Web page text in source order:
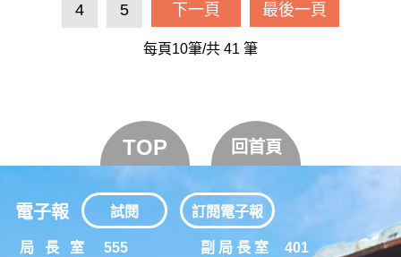
4 5 下一頁 最後一頁
每頁10筆/共 41 筆
TOP 回首頁
局 長 室 555 副 局 長 室
401
電子報 試閱 訂閱電子報